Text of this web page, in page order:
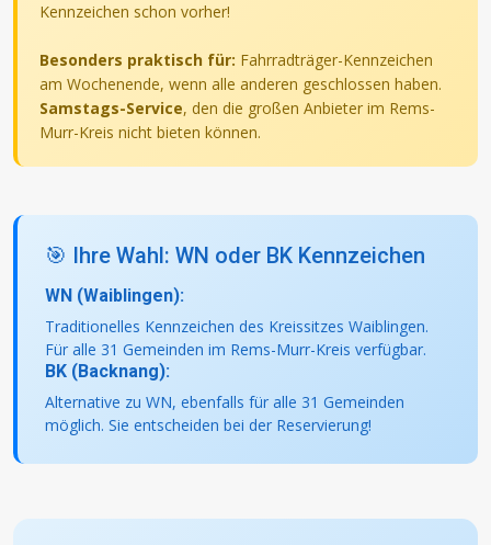
Kennzeichen schon vorher!
Besonders praktisch für: Fahrradträger-Kennzeichen
am Wochenende, wenn alle anderen geschlossen haben.
Samstags-Service, den die großen Anbieter im Rems-
Murr-Kreis nicht bieten können.
🎯 Ihre Wahl: WN oder BK Kennzeichen
WN (Waiblingen):
Traditionelles Kennzeichen des Kreissitzes Waiblingen.
Für alle 31 Gemeinden im Rems-Murr-Kreis verfügbar.
BK (Backnang):
Alternative zu WN, ebenfalls für alle 31 Gemeinden
möglich. Sie entscheiden bei der Reservierung!